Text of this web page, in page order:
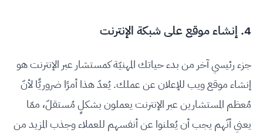
4. إنشاء موقع على شبكة الإنترنت
جزء رئيسي آخر من بدء حياتك المهنيّة كمستشار عبر الإنترنت هو
إنشاء موقع ويب للإعلان عن عملك. يُعدّ هذا أمرًا ضروريًّا لأنّ
مُعظم المستشارين عبر الإنترنت يعملون بشكلٍ مُستقلّ، ممّا
يعني أنّهم يجب أن يُعلنوا عن أنفسهم للعملاء وجذب المزيد من